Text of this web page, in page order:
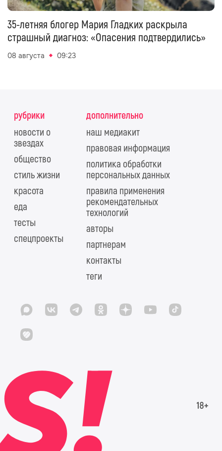
35-летняя блогер Мария Гладких раскрыла
страшный диагноз: «Опасения подтвердились»
08 августа 09:23
рубрики
новости о
звездах
общество
стиль жизни
красота
еда
тесты
спецпроекты
дополнительно
наш медиакит
правовая информация
политика обработки
персональных данных
правила применения
рекомендательных
технологий
авторы
партнерам
контакты
теги